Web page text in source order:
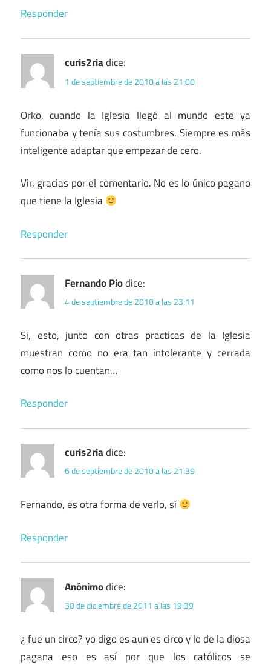
Responder
curis2riadice:
1 de septiembre de 2010 a las 21:00
Orko, cuando la Iglesia llegó al mundo este ya
funcionaba y tenía sus costumbres. Siempre es más
inteligente adaptar que empezar de cero.
Vir, gracias por el comentario. No es lo único pagano
que tiene la Iglesia
Responder
Fernando Piodice:
4 de septiembre de 2010 a las 23:11
Si, esto, junto con otras practicas de la Iglesia
muestran como no era tan intolerante y cerrada
como nos lo cuentan…
Responder
curis2riadice:
6 de septiembre de 2010 a las 21:39
Fernando, es otra forma de verlo, sí
Responder
Anónimodice:
30 de diciembre de 2011 a las 19:39
¿ fue un circo? yo digo es aun es circo y lo de la diosa
pagana eso es así por que los católicos se